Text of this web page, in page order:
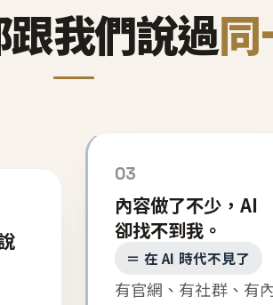
我們說過同
03
內容做了不少，AI
卻找不到我。
＝ 在 AI 時代不見了
有官網、有社群、有